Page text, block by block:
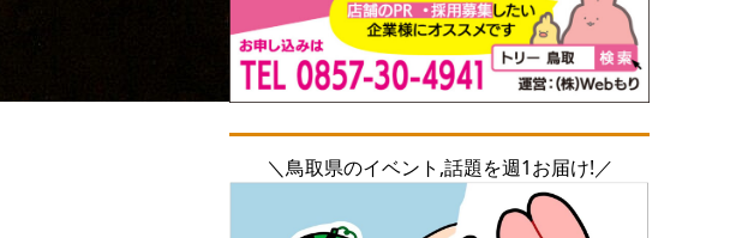
＼鳥取県のイベント,話題を週1お届け!／